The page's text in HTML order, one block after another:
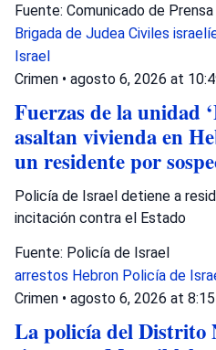
Fuente: Comunicado de
Brigada de Judea Civiles
Israel
Crimen • agosto 6, 2026 at
Fuerzas de la unidad
asaltan vivienda en
un residente por
Policía de Israel detiene a
incitación contra el Estado
Fuente: Policía de Israel
arrestos Hebron Policía de
Crimen • agosto 6, 2026 at
La policía del Distrito